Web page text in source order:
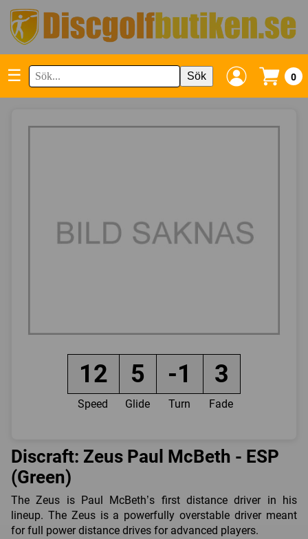
☰ Sök 0
12 5 -1 3
Speed Glide Turn Fade
Discraft: Zeus Paul McBeth - ESP
(Green)
The Zeus is Paul McBeth’s first distance driver in his
lineup. The Zeus is a powerfully overstable driver meant
for full power distance drives for advanced players.